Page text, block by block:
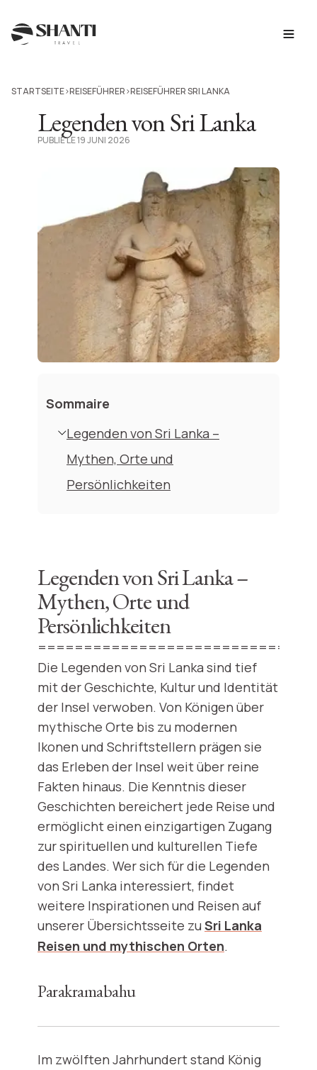
STARTSEITE>REISEFÜHRER>REISEFÜHRER SRI LANKA
Legenden von Sri Lanka
PUBLIÉ LE 19 JUNI 2026
Sommaire
Legenden von Sri Lanka –
Mythen, Orte und
Persönlichkeiten
Legenden von Sri Lanka –
Mythen, Orte und
Persönlichkeiten
Die Legenden von Sri Lanka sind tief
mit der Geschichte, Kultur und Identität
der Insel verwoben. Von Königen über
mythische Orte bis zu modernen
Ikonen und Schriftstellern prägen sie
das Erleben der Insel weit über reine
Fakten hinaus. Die Kenntnis dieser
Geschichten bereichert jede Reise und
ermöglicht einen einzigartigen Zugang
zur spirituellen und kulturellen Tiefe
des Landes. Wer sich für die Legenden
von Sri Lanka interessiert, findet
weitere Inspirationen und Reisen auf
unserer Übersichtsseite zu Sri Lanka
Reisen und mythischen Orten.
Parakramabahu
Im zwölften Jahrhundert stand König